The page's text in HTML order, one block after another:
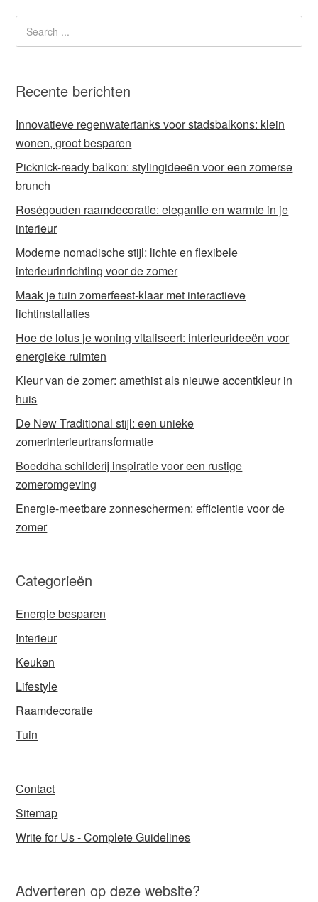
Recente berichten
Innovatieve regenwatertanks voor stadsbalkons: klein
wonen, groot besparen
Picknick-ready balkon: stylingideeën voor een zomerse
brunch
Roségouden raamdecoratie: elegantie en warmte in je
interieur
Moderne nomadische stijl: lichte en flexibele
interieurinrichting voor de zomer
Maak je tuin zomerfeest-klaar met interactieve
lichtinstallaties
Hoe de lotus je woning vitaliseert: interieurideeën voor
energieke ruimten
Kleur van de zomer: amethist als nieuwe accentkleur in
huis
De New Traditional stijl: een unieke
zomerinterieurtransformatie
Boeddha schilderij inspiratie voor een rustige
zomeromgeving
Energie-meetbare zonneschermen: efficientie voor de
zomer
Categorieën
Energie besparen
Interieur
Keuken
Lifestyle
Raamdecoratie
Tuin
Contact
Sitemap
Write for Us - Complete Guidelines
Adverteren op deze website?